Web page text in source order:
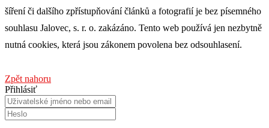
šíření či dalšího zpřístupňování článků a fotografií je bez písemného
souhlasu Jalovec, s. r. o. zakázáno. Tento web používá jen nezbytně
nutná cookies, která jsou zákonem povolena bez odsouhlasení.
Zpět nahoru
Přihlásiť